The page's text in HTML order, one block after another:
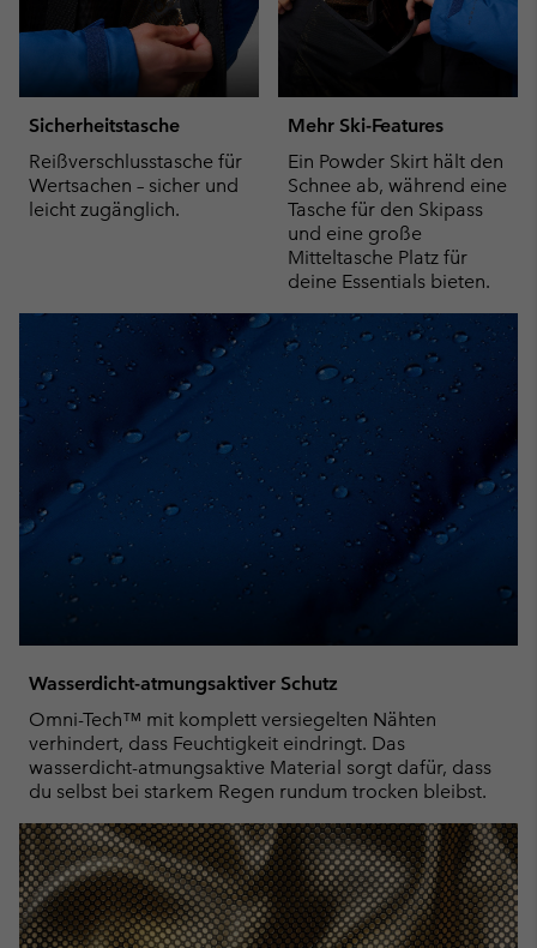
Sicherheitstasche
Reißverschlusstasche für
Wertsachen – sicher und
leicht zugänglich.
Mehr Ski-Features
Ein Powder Skirt hält den
Schnee ab, während eine
Tasche für den Skipass
und eine große
Mitteltasche Platz für
deine Essentials bieten.
Wasserdicht-atmungsaktiver Schutz
Omni-Tech™ mit komplett versiegelten Nähten
verhindert, dass Feuchtigkeit eindringt. Das
wasserdicht-atmungsaktive Material sorgt dafür, dass
du selbst bei starkem Regen rundum trocken bleibst.